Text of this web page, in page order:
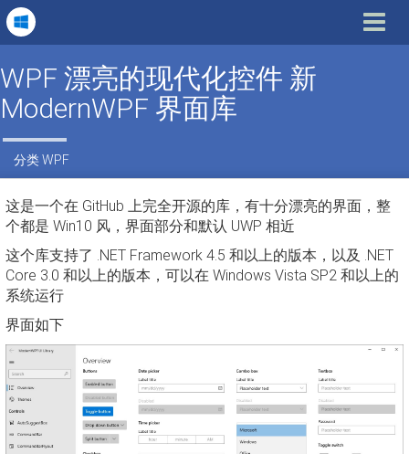
Toggle
WPF 漂亮的现代化控件 新
ModernWPF 界面库
分类WPF
这是一个在 GitHub 上完全开源的库，有十分漂亮的界面，整
个都是 Win10 风，界面部分和默认 UWP 相近
这个库支持了 .NET Framework 4.5 和以上的版本，以及 .NET
Core 3.0 和以上的版本，可以在 Windows Vista SP2 和以上的
系统运行
界面如下